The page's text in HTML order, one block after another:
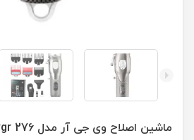
ماشین اصلاح وی جی آر مدل vgr 276